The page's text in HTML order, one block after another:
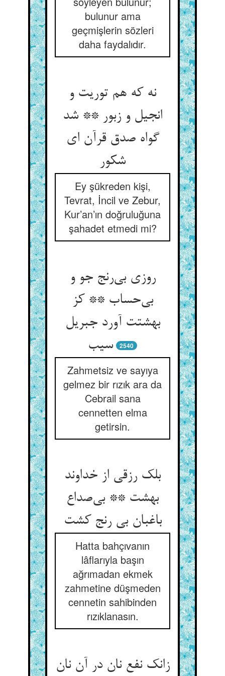
bulunur ama
geçmişlerin sözleri
daha faydalıdır.
نه که هم توریت و
انجیل و زبور ** شد
گواه صدق قرآن ای
شکور
Ey şükreden kişi,
Tevrat, İncil ve Zebur,
Kur’an’ın doğruluğuna
şahadet etmedi mi?
روزی بی‌رنج جو و
بی‌حساب ** کز
بهشتت آورد جبریل
سیب
2540
Zahmetsiz ve sayıya
gelmez bir rızık ara da
Cebrail sana
cennetten elma
getirsin.
بلک رزقی از خداوند
بهشت ** بی‌صداع
باغبان بی رنج کشت
Hatta bahçıvanın
lâflarıyla başın
ağrımadan ekmek
zahmetine düşmeden
cennetin sahibinden
rızıklanasın.
زانک نفع نان در آن نان